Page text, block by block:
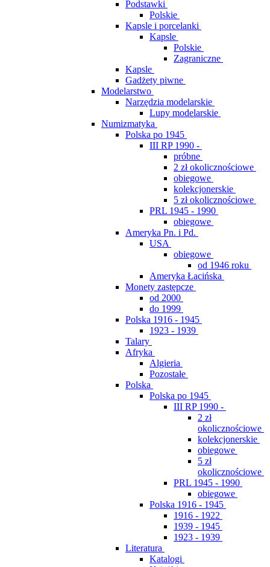
Podstawki
Polskie
Kapsle i porcelanki
Kapsle
Polskie
Zagraniczne
Kapsle
Gadżety piwne
Modelarstwo
Narzędzia modelarskie
Lupy modelarskie
Numizmatyka
Polska po 1945
III RP 1990 -
próbne
2 zł okolicznościowe
obiegowe
kolekcjonerskie
5 zł okolicznościowe
PRL 1945 - 1990
obiegowe
Ameryka Pn. i Pd.
USA
obiegowe
od 1946 roku
Ameryka Łacińska
Monety zastępcze
od 2000
do 1999
Polska 1916 - 1945
1923 - 1939
Talary
Afryka
Algieria
Pozostałe
Polska
Polska po 1945
III RP 1990 -
2 zł
okolicznościowe
kolekcjonerskie
obiegowe
5 zł
okolicznościowe
PRL 1945 - 1990
obiegowe
Polska 1916 - 1945
1916 - 1922
1939 - 1945
1923 - 1939
Literatura
Katalogi